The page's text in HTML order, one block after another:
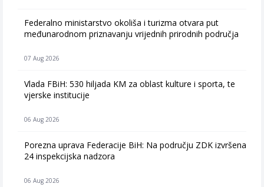
Federalno ministarstvo okoliša i turizma otvara put
međunarodnom priznavanju vrijednih prirodnih područja
07 Aug 2026
Vlada FBiH: 530 hiljada KM za oblast kulture i sporta, te
vjerske institucije
06 Aug 2026
Porezna uprava Federacije BiH: Na području ZDK izvršena
24 inspekcijska nadzora
06 Aug 2026